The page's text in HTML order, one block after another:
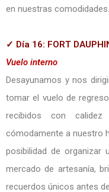
en nuestras comodidades.
✓ Día 16: FORT
Vuelo interno
Desayunamos y nos
tomar el vuelo de
recibidos con
cómodamente a nuestro
posibilidad de organizar
mercado de artesanía,
recuerdos únicos antes